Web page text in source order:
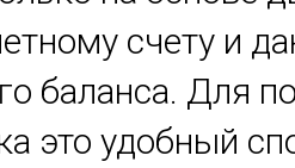
счету и
баланса. Для
это удобный